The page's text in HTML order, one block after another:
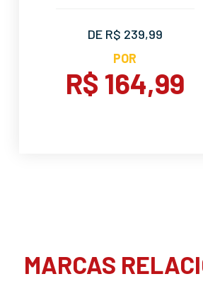
DE R$ 239,99
POR
R$ 164,99
MARCAS